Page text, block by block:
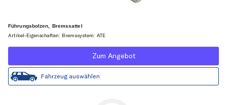
Führungsbolzen, Bremssattel
Artikel-Eigenschaften: Bremssystem: ATE
Zum Angebot
Fahrzeug auswählen